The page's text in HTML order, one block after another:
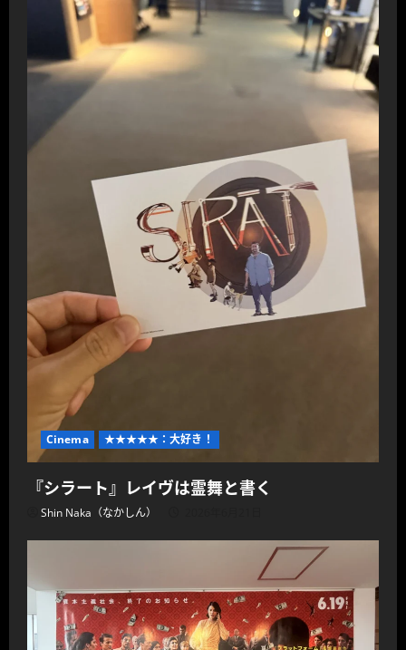
Cinema ★★★★★：大好き！
『シラート』レイヴは霊舞と書く
Shin Naka（なかしん）